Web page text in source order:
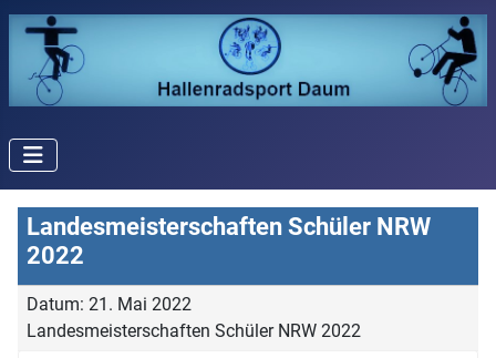
Landesmeisterschaften Schüler NRW
2022
Datum: 21. Mai 2022
Landesmeisterschaften Schüler NRW 2022